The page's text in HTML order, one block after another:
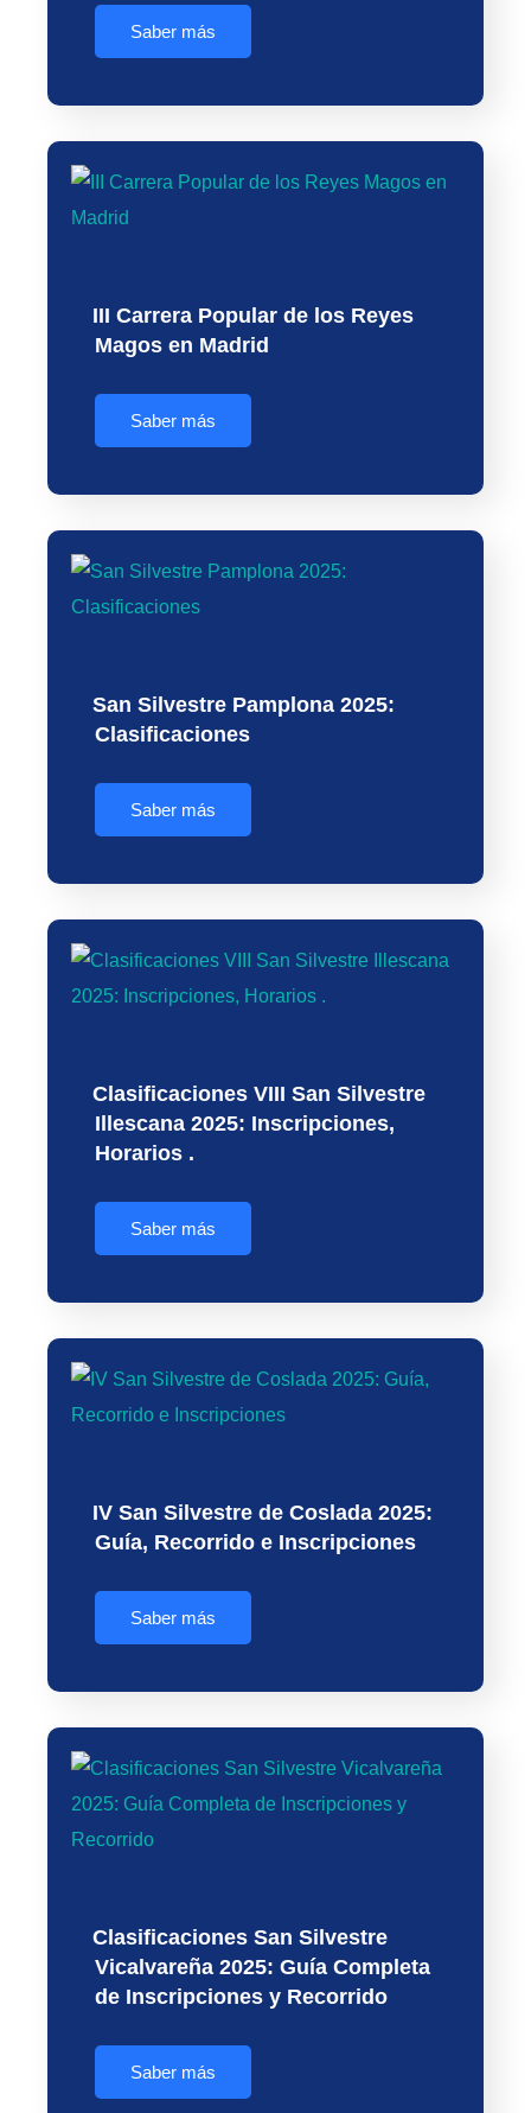
Saber más
III Carrera Popular de los Reyes
Magos en Madrid
Saber más
San Silvestre Pamplona 2025:
Clasificaciones
Saber más
Clasificaciones VIII San Silvestre
Illescana 2025: Inscripciones,
Horarios .
Saber más
IV San Silvestre de Coslada 2025:
Guía, Recorrido e Inscripciones
Saber más
Clasificaciones San Silvestre
Vicalvareña 2025: Guía Completa
de Inscripciones y Recorrido
Saber más